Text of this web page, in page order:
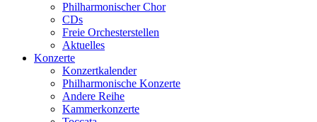
Philharmonischer Chor
CDs
Freie Orchesterstellen
Aktuelles
Konzerte
Konzertkalender
Philharmonische Konzerte
Andere Reihe
Kammerkonzerte